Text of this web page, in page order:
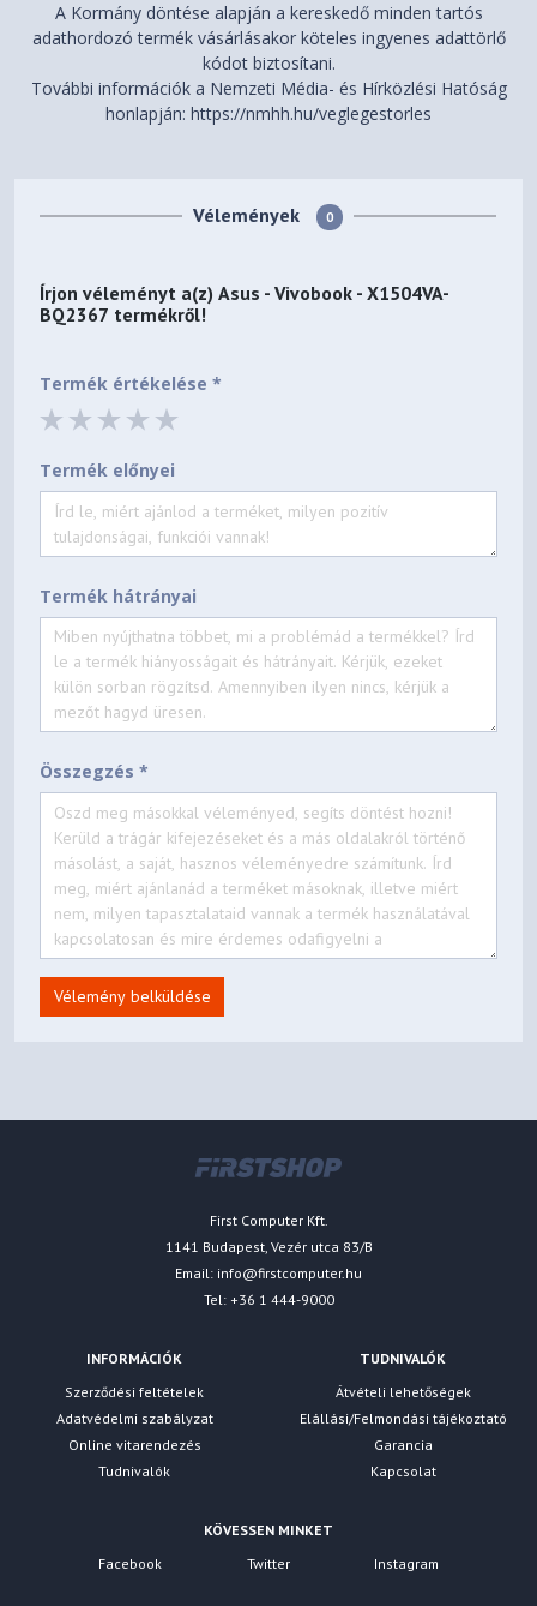
A Kormány döntése alapján a kereskedő minden tartós
adathordozó termék vásárlásakor köteles ingyenes adattörlő
kódot biztosítani.
További információk a Nemzeti Média- és Hírközlési Hatóság
honlapján: https://nmhh.hu/veglegestorles
Vélemények 0
Írjon véleményt a(z)Asus - Vivobook - X1504VA-
BQ2367 termékről!
Termék értékelése *
Termék előnyei
Termék hátrányai
Összegzés *
Vélemény belküldése
First Computer Kft.
1141 Budapest, Vezér utca 83/B
Email: info@firstcomputer.hu
Tel: +36 1 444-9000
INFORMÁCIÓK
Szerződési feltételek
Adatvédelmi szabályzat
Online vitarendezés
Tudnivalók
TUDNIVALÓK
Átvételi lehetőségek
Elállási/Felmondási tájékoztató
Garancia
Kapcsolat
KÖVESSEN MINKET
Facebook
Twitter Instagram